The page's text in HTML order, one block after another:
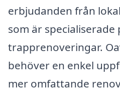
erbjudanden från
som är specialiserade
trapprenoveringar.
behöver en enkel
mer omfattande